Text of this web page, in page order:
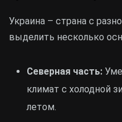
Украина – страна с
выделить несколько
Северная часть:
климат с холодной
летом.